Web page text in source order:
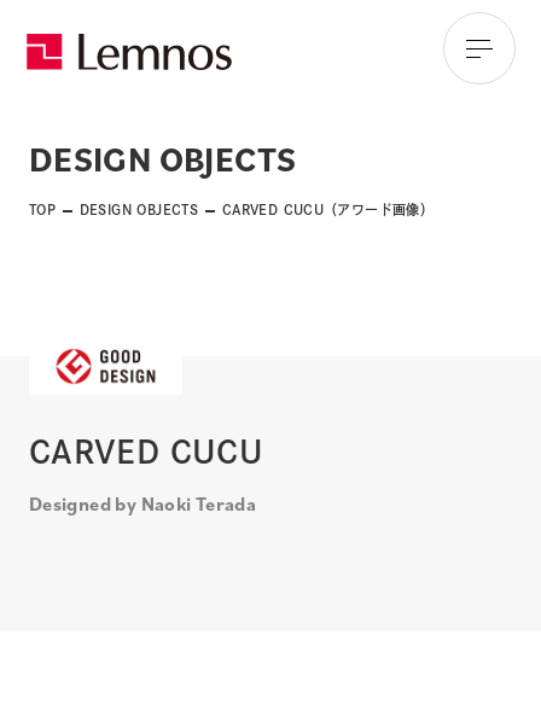
DESIGN OBJECTS
TOP DESIGN OBJECTS CARVED CUCU（アワード画像）
CARVED CUCU
Designed by Naoki Terada